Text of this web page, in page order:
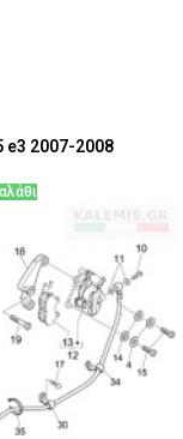
e3 2007-2008